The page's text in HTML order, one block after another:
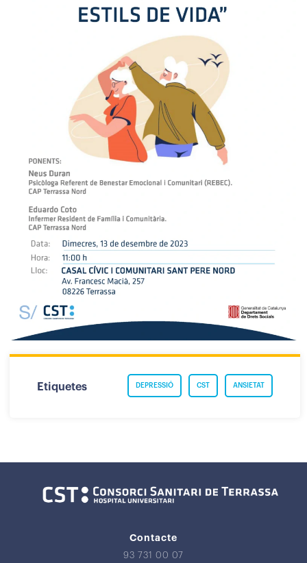
Etiquetes ANSIETAT
CST
DEPRESSIÓ
Contacte
93 731 00 07